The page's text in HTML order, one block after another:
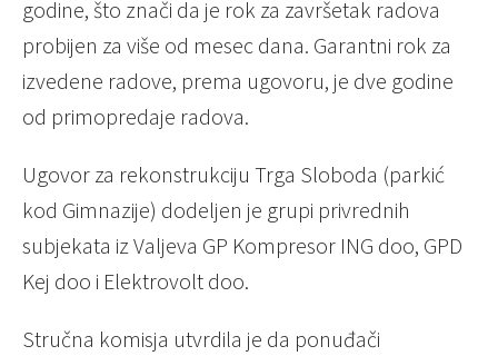
godine, što znači da je rok za završetak radova
probijen za više od mesec dana. Garantni rok za
izvedene radove, prema ugovoru, je dve godine
od primopredaje radova.
Ugovor za rekonstrukciju Trga Sloboda (parkić
kod Gimnazije) dodeljen je grupi privrednih
subjekata iz Valjeva GP Kompresor ING doo, GPD
Kej doo i Elektrovolt doo.
Stručna komisja utvrdila je da ponuđači